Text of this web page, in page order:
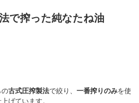
で搾った純なたね油
の古式圧搾製法で絞り、 一番搾りのみを使
げています。